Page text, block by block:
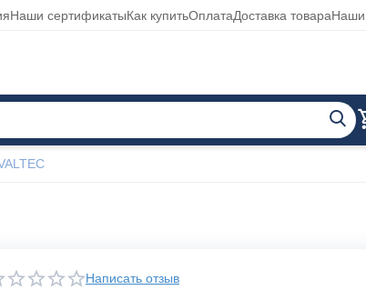
Наши сертификатыКак купитьОплатаДоставка товараНаши
Написать отзыв